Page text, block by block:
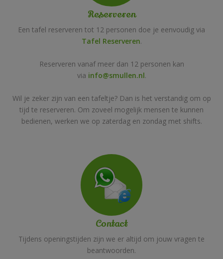
Reserveren
Een tafel reserveren tot 12 personen doe je eenvoudig via
Tafel Reserveren.
Reserveren vanaf meer dan 12 personen kan
via info@smullen.nl.
Wil je zeker zijn van een tafeltje? Dan is het verstandig om op
tijd te reserveren. Om zoveel mogelijk mensen te kunnen
bedienen, werken we op zaterdag en zondag met shifts.
Contact
Tijdens openingstijden zijn we er altijd om jouw vragen te
beantwoorden.